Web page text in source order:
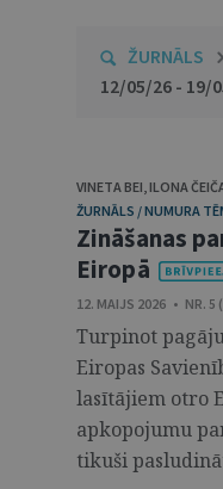
ŽURNĀLS
12/05/26 - 19/
VINETA BEI,ILONA
ŽURNĀLS / NUMURA
Zināšanas
Eiropā
12. MAIJS 2026 • NR. 5
Turpinot
Eiropas
lasītājiem otro
apkopojumu
tikuši